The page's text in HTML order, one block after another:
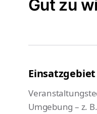
Gut zu
Einsatzgebiet
Umgebung – z.